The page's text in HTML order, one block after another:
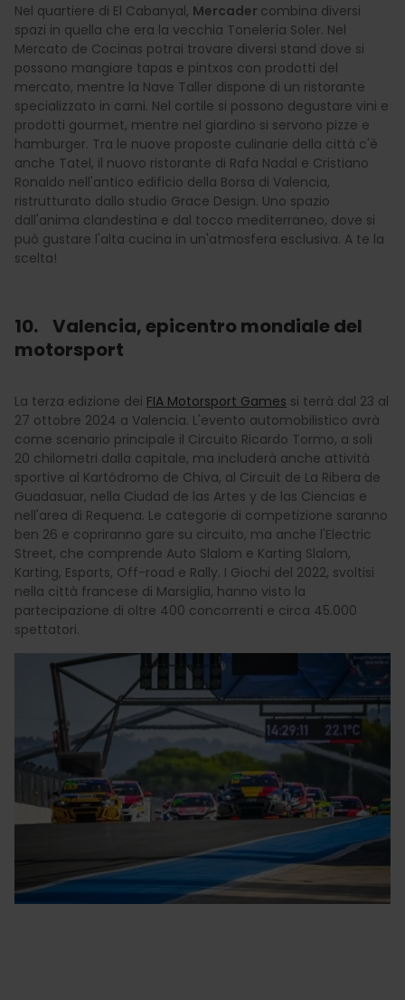
Nel quartiere di El Cabanyal, Mercader combina diversi
spazi in quella che era la vecchia Tonelería Soler. Nel
Mercato de Cocinas potrai trovare diversi stand dove si
possono mangiare tapas e pintxos con prodotti del
mercato, mentre la Nave Taller dispone di un ristorante
specializzato in carni. Nel cortile si possono degustare vini e
prodotti gourmet, mentre nel giardino si servono pizze e
hamburger. Tra le nuove proposte culinarie della città c'è
anche Tatel, il nuovo ristorante di Rafa Nadal e Cristiano
Ronaldo nell'antico edificio della Borsa di Valencia,
ristrutturato dallo studio Grace Design. Uno spazio
dall'anima clandestina e dal tocco mediterraneo, dove si
può gustare l'alta cucina in un'atmosfera esclusiva. A te la
scelta!
10. Valencia, epicentro mondiale del
motorsport
La terza edizione dei FIA Motorsport Games si terrà dal 23 al
27 ottobre 2024 a Valencia. L'evento automobilistico avrà
come scenario principale il Circuito Ricardo Tormo, a soli
20 chilometri dalla capitale, ma includerà anche attività
sportive al Kartódromo de Chiva, al Circuit de La Ribera de
Guadasuar, nella Ciudad de las Artes y de las Ciencias e
nell'area di Requena. Le categorie di competizione saranno
ben 26 e copriranno gare su circuito, ma anche l'Electric
Street, che comprende Auto Slalom e Karting Slalom,
Karting, Esports, Off-road e Rally. I Giochi del 2022, svoltisi
nella città francese di Marsiglia, hanno visto la
partecipazione di oltre 400 concorrenti e circa 45.000
spettatori.